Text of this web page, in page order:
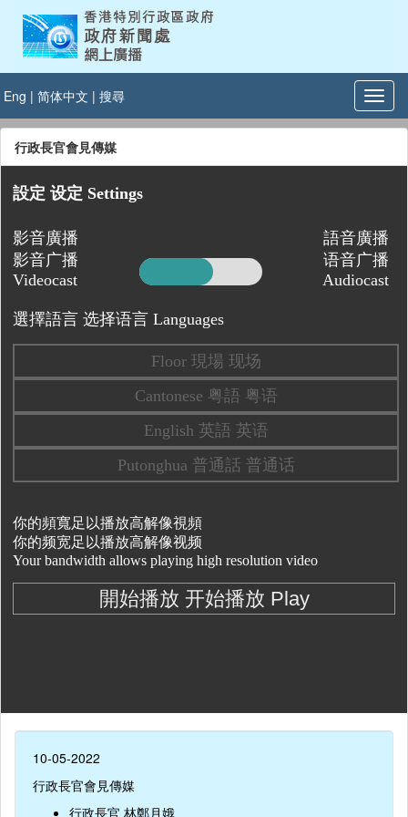
Eng | 简体中文 | 搜尋
行政長官會見傳媒
10-05-2022
行政長官會見傳媒
行政長官 林鄭月娥